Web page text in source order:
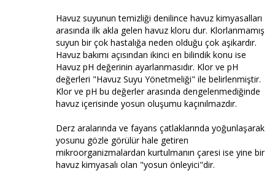
Havuz suyunun temizliği denilince havuz kimyasalları
arasında ilk akla gelen havuz kloru dur. Klorlanmamış
suyun bir çok hastalığa neden olduğu çok aşikardır.
Havuz bakımı açısından ikinci en bilindik konu ise
Havuz pH değerinin ayarlanmasıdır. Klor ve pH
değerleri "Havuz Suyu Yönetmeliği" ile belirlenmiştir.
Klor ve pH bu değerler arasında dengelenmediğinde
havuz içerisinde yosun oluşumu kaçınılmazdır.
Derz aralarında ve fayans çatlaklarında yoğunlaşarak
yosunu gözle görülür hale getiren
mikroorganizmalardan kurtulmanın çaresi ise yine bir
havuz kimyasalı olan "yosun önleyici"dir.